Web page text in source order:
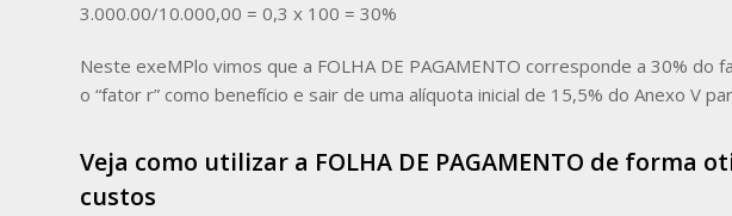
3.000.00/10.000,00 = 0,3 x 100 = 30%
Neste exeMPlo vimos que a FOLHA DE PAGAMENTO corresponde a 30%
o “fator r” como benefício e sair de uma alíquota inicial de 15,5% do Anexo V
Veja como utilizar a FOLHA DE PAGAMENTO de forma
custos